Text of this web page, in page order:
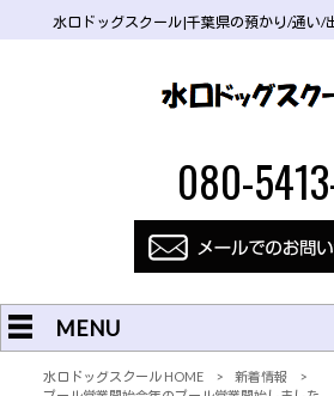
水口ドッグスクール|千葉県の預かり/通い/
080-
MENU
水口ドッグスクール HOME > 新着情報
>